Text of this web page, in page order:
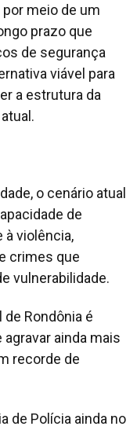
meio de um
prazo que
de segurança
viável para
a estrutura da
o cenário atual
de
à violência,
crimes que
vulnerabilidade.
Rondônia é
ainda mais
recorde de
de Polícia ainda no